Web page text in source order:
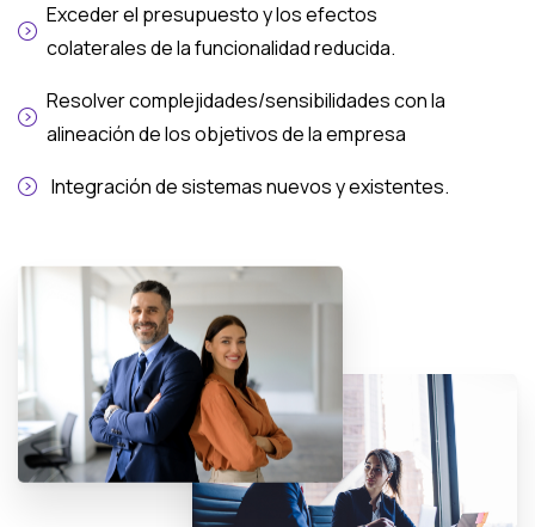
Exceder el presupuesto y los efectos
colaterales de la funcionalidad reducida.
Resolver complejidades/sensibilidades con la
alineación de los objetivos de la empresa
Integración de sistemas nuevos y existentes.